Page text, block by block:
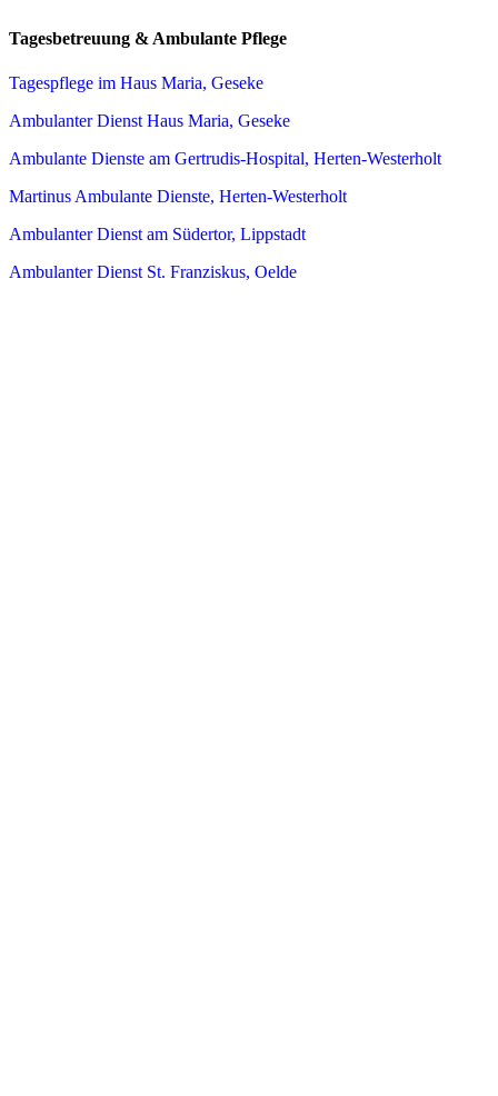
Tagesbetreuung & Ambulante Pflege
Tagespflege im Haus Maria, Geseke
Ambulanter Dienst Haus Maria, Geseke
Ambulante Dienste am Gertrudis-Hospital, Herten-Westerholt
Martinus Ambulante Dienste, Herten-Westerholt
Ambulanter Dienst am Südertor, Lippstadt
Ambulanter Dienst St. Franziskus, Oelde